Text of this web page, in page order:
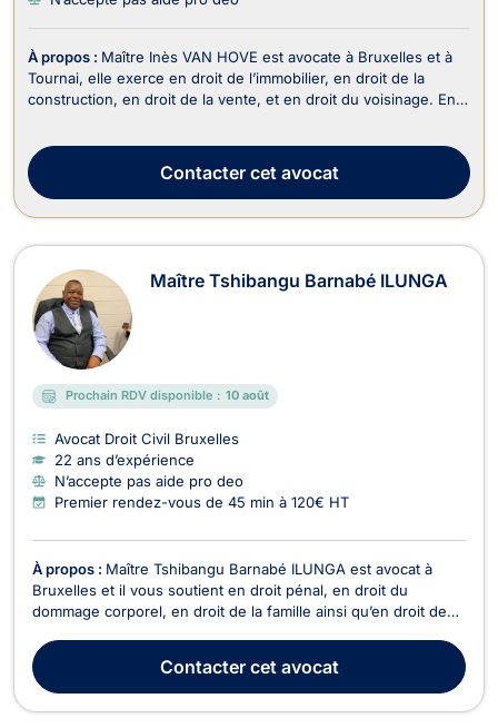
À propos : Maître Inès VAN HOVE est avocate à Bruxelles et à
Tournai, elle exerce en droit de l’immobilier, en droit de la
construction, en droit de la vente, et en droit du voisinage. En
location d'un bien immeubl...
Contactercet avocat
Maître Tshibangu Barnabé ILUNGA
Prochain RDV disponible : 10 août
Avocat Droit Civil Bruxelles
22 ans d’expérience
N’accepte pas aide pro deo
Premier rendez-vous de 45 min à 120€ HT
À propos : Maître Tshibangu Barnabé ILUNGA est avocat à
Bruxelles et il vous soutient en droit pénal, en droit du
dommage corporel, en droit de la famille ainsi qu’en droit des
vous défend si vous êtes soupçonné(e) ou si vous avez
commis une infraction contre les biens (usa...
Contactercet avocat